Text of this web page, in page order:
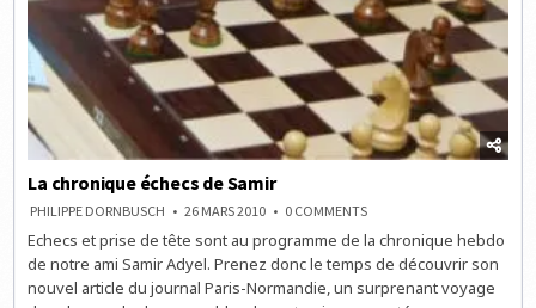
La chronique échecs de Samir
PHILIPPE DORNBUSCH 26 MARS 2010 0 COMMENTSON
CHRONIQUE
DE
Echecs et prise de tête sont au programme de la chronique hebdo
de notre ami Samir Adyel. Prenez donc le temps de découvrir son
nouvel article du journal Paris-Normandie, un surprenant voyage